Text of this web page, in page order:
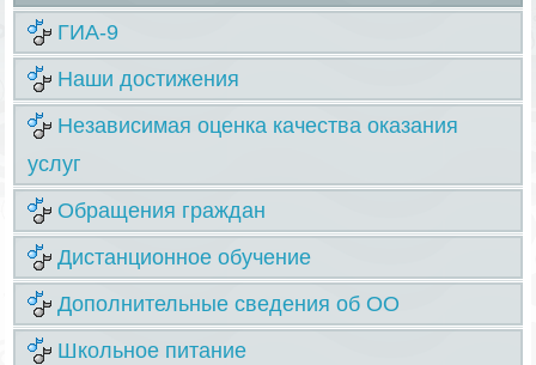
ГИА-9
Наши достижения
Независимая оценка качества оказания
услуг
Обращения граждан
Дистанционное обучение
Дополнительные сведения об ОО
Школьное питание